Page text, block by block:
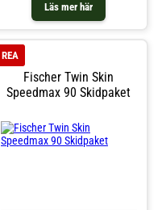
Läs mer här
Fischer Twin Skin
Speedmax 90 Skidpaket
REA